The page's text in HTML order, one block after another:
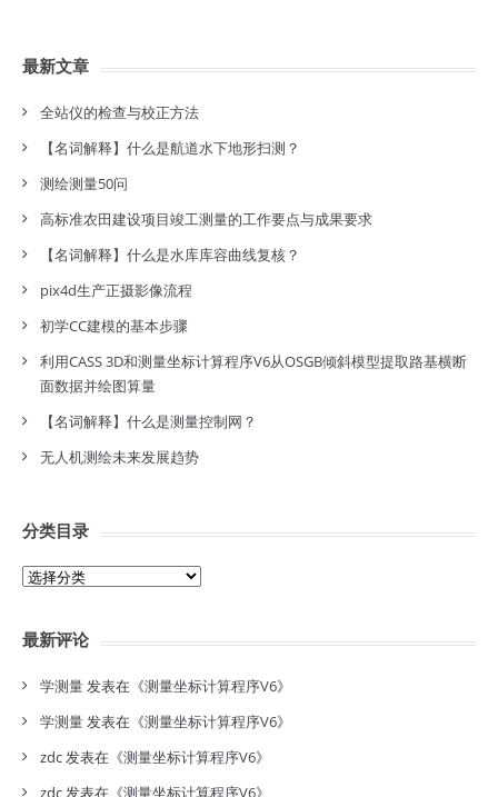
最新文章
全站仪的检查与校正方法
【名词解释】什么是航道水下地形扫测？
测绘测量50问
高标准农田建设项目竣工测量的工作要点与成果要求
【名词解释】什么是水库库容曲线复核？
pix4d生产正摄影像流程
初学CC建模的基本步骤
利用CASS 3D和测量坐标计算程序V6从OSGB倾斜模型提取路基横断
面数据并绘图算量
【名词解释】什么是测量控制网？
无人机测绘未来发展趋势
分类目录
分
录
最新评论
学测量发表在《测量坐标计算程序V6》
学测量发表在《测量坐标计算程序V6》
zdc发表在《测量坐标计算程序V6》
zdc 发表在《测量坐标计算程序V6》